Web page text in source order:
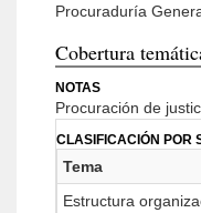
Procuraduría
Cobertura
NOTAS
Procuración de
CLASIFICACIÓN POR
Tema
Estructura